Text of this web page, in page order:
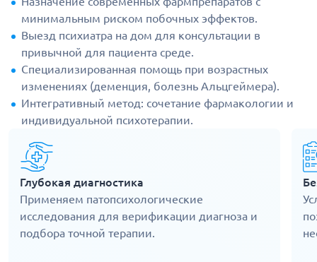
минимальным риском побочных эффектов.
Выезд психиатра на дом для консультации в
привычной для пациента среде.
Специализированная помощь при возрастных
изменениях (деменция, болезнь Альцгеймера).
Интегративный метод: сочетание фармакологии и
индивидуальной психотерапии.
Глубокая диагностика
Применяем патопсихологические
исследования для верификации диагноза и
подбора точной терапии.